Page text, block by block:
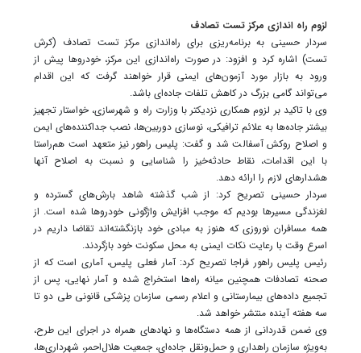
لزوم راه اندازی مرکز تست تصادف
سردار حسینی به برنامه‌ریزی برای راه‌اندازی مرکز تست تصادف (کرش
تست) اشاره کرد و افزود: در صورت راه‌اندازی این مرکز، خودروها پیش از
ورود به بازار مورد آزمون‌های ایمنی قرار خواهند گرفت که این اقدام
می‌تواند گامی بزرگ در کاهش تلفات جاده‌ای باشد.
وی با تاکید بر لزوم همکاری نزدیکتر با وزارت راه و شهرسازی، خواستار تجهیز
بیشتر جاده‌ها به علائم ترافیکی، نوسازی دوربین‌ها، نصب جداکننده‌های ایمن
و اصلاح روکش آسفالت شد و گفت: پلیس راهور نیز متعهد است هم‌راستا
با این اقدامات، نقاط حادثه‌خیز را شناسایی و نسبت به اصلاح آنها
هشدارهای لازم را ارائه دهد.
سردار حسینی تصریح کرد: از شب گذشته شاهد بارش‌های گسترده و
لغزندگی مسیرها بودیم که موجب افزایش واژگونی خودروها شده است. از
همه مسافران نوروزی که هنوز به مبادی خود بازنگشته‌اند تقاضا داریم در
اسرع وقت با رعایت نکات ایمنی به محل سکونت خود بازگردند.
رئیس پلیس راهور فراجا تصریح کرد: آمار فعلی پلیس، آماری است که از
صحنه تصادفات همچنین میانه راه‌ها استخراج شده و آمار نهایی، پس از
تجمیع داده‌های بیمارستانی و اعلام رسمی سازمان پزشکی قانونی طی دو تا
سه هفته آینده منتشر خواهد شد.
وی ضمن قدردانی از همه دستگاه‌ها و نهادهای همراه در اجرای این طرح،
به‌ویژه سازمان راهداری و حمل‌ونقل جاده‌ای، جمعیت هلال‌احمر، شهرداری‌ها،